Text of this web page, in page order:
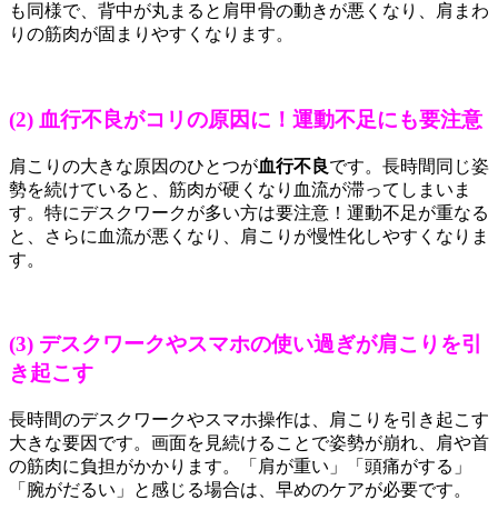
も同様で、背中が丸まると肩甲骨の動きが悪くなり、肩まわ
りの筋肉が固まりやすくなります。
(2) 血行不良がコリの原因に！運動不足にも要注意
肩こりの大きな原因のひとつが血行不良です。長時間同じ姿
勢を続けていると、筋肉が硬くなり血流が滞ってしまいま
す。特にデスクワークが多い方は要注意！運動不足が重なる
と、さらに血流が悪くなり、肩こりが慢性化しやすくなりま
す。
(3) デスクワークやスマホの使い過ぎが肩こりを引
き起こす
長時間のデスクワークやスマホ操作は、肩こりを引き起こす
大きな要因です。画面を見続けることで姿勢が崩れ、肩や首
の筋肉に負担がかかります。「肩が重い」「頭痛がする」
「腕がだるい」と感じる場合は、早めのケアが必要です。